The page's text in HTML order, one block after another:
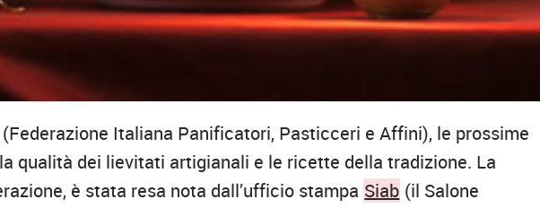
(Federazione Italiana Panificatori, Pasticceri e Affini), le prossime
qualità dei lievitati artigianali e le ricette della tradizione. La
è stata resa nota dall’ufficio stampa Siab (il Salone